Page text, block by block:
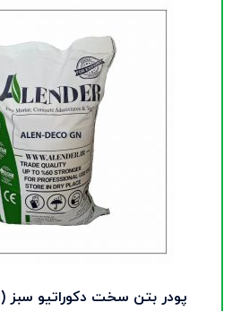
پودر بتن سخت دکوراتیو سبز (ALEN-DECO GN)